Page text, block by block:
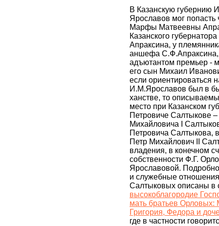
В Казанскую губернию
Ярославов мог попасть
Марфы Матвеевны
Казанского
Апраксина, у
аншефа С.Ф.Апраксина,
адъютантом премьер -
его сын Михаил
если ориентироваться
И.М.Ярославов был в
ханстве, то
место при Казанском
Петровиче Салтыкове
Михайловича I
Петровича Салтыкова,
Петр Михайлович II
владения, в конечном
собственности Ф.Г.
Ярославовой.
и служебные
Салтыковых описаны в
высокоблагородие
мать братьев Орловых:
Григория, Федора и
где в частности